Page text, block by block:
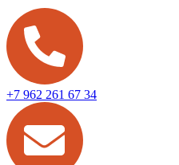
+7 962 261 67 34